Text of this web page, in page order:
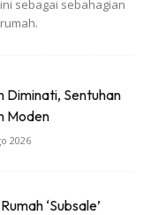
dibuat cantuman,
sebagai sebahagian
Diminati, Sentuhan
Moden
2026
‘Subsale’